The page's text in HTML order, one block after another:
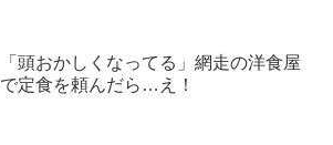
「頭おかしくなってる」網走の洋食屋
で定食を頼んだら…え！